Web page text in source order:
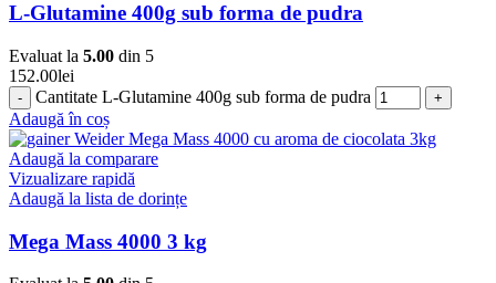
L-Glutamine 400g sub forma de pudra
Evaluat la 5.00 din 5
152.00lei
Cantitate L-Glutamine 400g sub forma de pudra
Adaugă în coș
Adaugă la comparare
Vizualizare rapidă
Adaugă la lista de dorințe
Mega Mass 4000 3 kg